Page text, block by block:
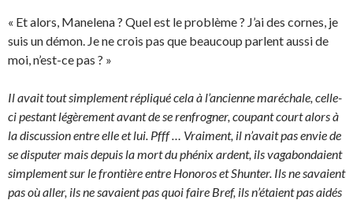
« Et alors, Manelena ? Quel est le problème ? J’ai des cornes, je
suis un démon. Je ne crois pas que beaucoup parlent aussi de
moi, n’est-ce pas ? »
Il avait tout simplement répliqué cela à l’ancienne maréchale, celle-
ci pestant légèrement avant de se renfrogner, coupant court alors à
la discussion entre elle et lui. Pfff … Vraiment, il n’avait pas envie de
se disputer mais depuis la mort du phénix ardent, ils vagabondaient
simplement sur le frontière entre Honoros et Shunter. Ils ne savaient
pas où aller, ils ne savaient pas quoi faire Bref, ils n’étaient pas aidés